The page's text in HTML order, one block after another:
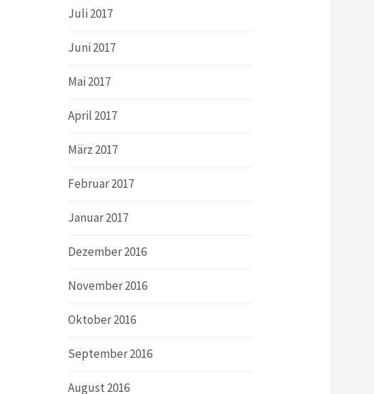
Juli 2017
Juni 2017
Mai 2017
April 2017
März 2017
Februar 2017
Januar 2017
Dezember 2016
November 2016
Oktober 2016
September 2016
August 2016